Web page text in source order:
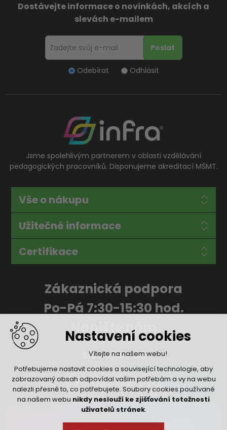
Nastavení cookies
Vítejte na našem webu!
Potřebujeme nastavit cookies a související technologie, aby
zobrazovaný obsah odpovídal vašim potřebám a vy na webu
nalezli přesně to, co potřebujete. Soubory cookies používané
na našem webu nikdy neslouží ke zjišťování totožnosti
uživatelů stránek.
Dostávejte informace o novinkách, akcích a
slevách e-mailem
Odebírat Odhlásit
Jsme spolehlivým partnerem v oblasti vzdělávání
pedagogických pracovníků. Disponujeme akreditací MŠMT.
Vše o nákupu
Užitečné informace
Certifikace
Zákaznická podpora
Po-Pá 7:30-15:30 hod.
Napište nám
Sledujte nás